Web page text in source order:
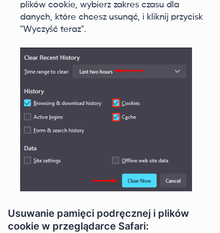
plików cookie, wybierz zakres czasu dla
danych, które chcesz usunąć, i kliknij przycisk
"Wyczyść teraz".
Usuwanie pamięci podręcznej i plików
cookie w przeglądarce Safari: